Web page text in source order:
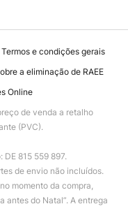
Termos e condições gerais
a eliminação de RAEE
Online
de venda a retalho
(PVC).
DE 815 559 897.
de envio não incluídos.
momento da compra,
antes do Natal”. A entrega